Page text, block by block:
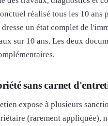
réalisé tous les 10 ans
un état complet de
sur 10 ans. Les deux
sans carnet
expose à plusieurs
(rarement appliquée),